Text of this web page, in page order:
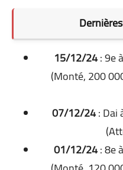
15/12/24: 9e
(Monté, 200
07/12/24: Dai
01/12/24: 8e